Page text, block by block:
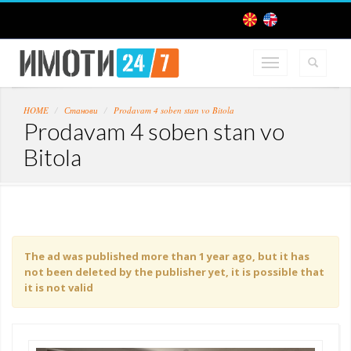
HOME Станови Prodavam 4 soben stan vo Bitola
Prodavam 4 soben stan vo
Bitola
The ad was published more than 1 year ago, but it has
not been deleted by the publisher yet, it is possible that
it is not valid